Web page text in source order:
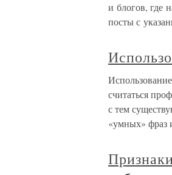
и блогов, где
посты с
считаться
с тем
«умных» фраз